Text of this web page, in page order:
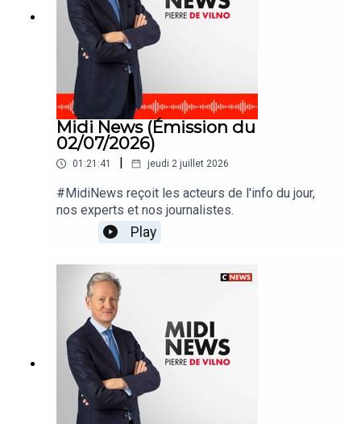
Midi News (Émission du
02/07/2026)
01:21:41 jeudi 2 juillet 2026
#MidiNews reçoit les acteurs de l'info du jour,
nos experts et nos journalistes.
Play